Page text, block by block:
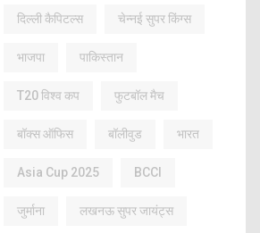
दिल्ली कैपिटल्स चेन्नई सुपर किंग्स
भाजपा पाकिस्तान
T20 विश्व कप फुटबॉल मैच
बॉक्स ऑफिस बॉलीवुड भारत
Asia Cup 2025 BCCI
जुर्माना लखनऊ सुपर जायंट्स